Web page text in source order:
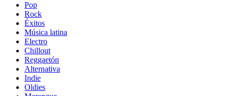
Pop
Rock
Éxitos
Música latina
Electro
Chillout
Reggaetón
Alternativa
Indie
Oldies